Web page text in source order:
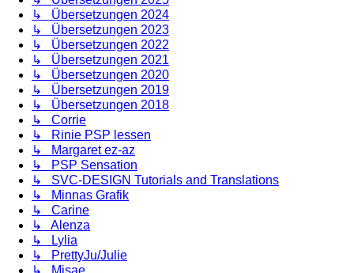
↳ Übersetzungen 2024
↳ Übersetzungen 2023
↳ Übersetzungen 2022
↳ Übersetzungen 2021
↳ Übersetzungen 2020
↳ Übersetzungen 2019
↳ Übersetzungen 2018
↳ Corrie
↳ Rinie PSP lessen
↳ Margaret ez-az
↳ PSP Sensation
↳ SVC-DESIGN Tutorials and Translations
↳ Minnas Grafik
↳ Carine
↳ Alenza
↳ Lylia
↳ PrettyJu/Julie
↳ Misae